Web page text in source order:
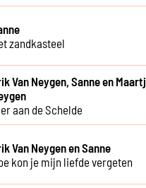
zandkasteel
Van Neygen, Sanne en
aan de Schelde
Van Neygen en Sanne
kon je mijn liefde vergeten